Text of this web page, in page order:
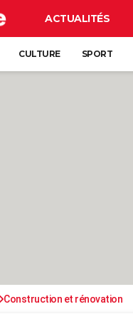
ACTUALITÉS
CULTURE SPORT
Construction et rénovation